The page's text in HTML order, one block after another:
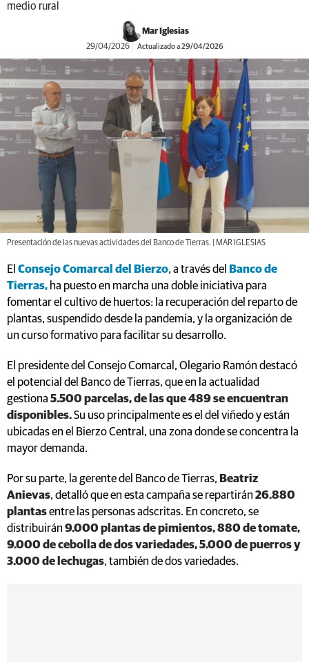
medio rural
Mar Iglesias
29/04/2026 Actualizado a 29/04/2026
Presentación de las nuevas actividades del Banco de Tierras. | MAR IGLESIAS
El Consejo Comarcal del Bierzo, a través del
Banco de
Tierras, ha puesto en marcha una doble iniciativa para
fomentar el cultivo de huertos: la recuperación del reparto de
plantas, suspendido desde la pandemia, y la organización de
un curso formativo para facilitar su desarrollo.
El presidente del Consejo Comarcal, Olegario Ramón destacó
el potencial del Banco de Tierras, que en la actualidad
gestiona 5.500 parcelas, de las que 489 se encuentran
disponibles.Su uso principalmente es el del viñedo y están
ubicadas en el Bierzo Central, una zona donde se concentra la
mayor demanda.
Por su parte, la gerente del Banco de Tierras, Beatriz
Anievas, detalló que en esta campaña se repartirán 26.880
plantasentre las personas adscritas. En concreto, se
distribuirán 9.000 plantas de pimientos, 880 de tomate,
9.000 de cebolla de dos variedades, 5.000 de puerros y
3.000 de lechugas, también de dos variedades.